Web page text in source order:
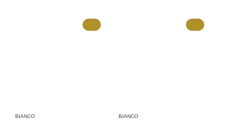
BIANCO BIANCO